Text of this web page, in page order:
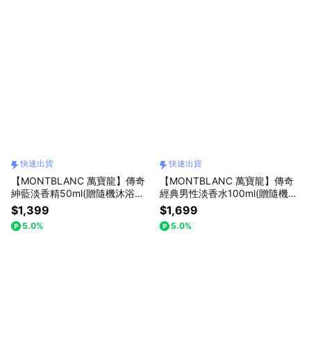
快速出貨
【MONTBLANC 萬寶龍】傳奇
紳藍淡香精50ml(贈隨機沐浴精1
00ml.附紙袋)快速出貨
$1,399
5.0%
快速出貨
【MONTBLANC 萬寶龍】傳奇
經典男性淡香水100ml(贈隨機沐
浴精150ml.附紙袋)快速出貨
$1,699
5.0%